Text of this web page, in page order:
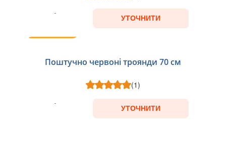
УТОЧНИТИ
Поштучно червоні троянди 70 см
(1)
УТОЧНИТИ